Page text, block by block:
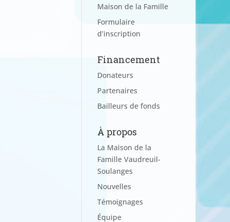
Maison de la Famille
Formulaire
d’inscription
Financement
Donateurs
Partenaires
Bailleurs de fonds
À propos
La Maison de la
Famille Vaudreuil-
Soulanges
Nouvelles
Témoignages
Équipe